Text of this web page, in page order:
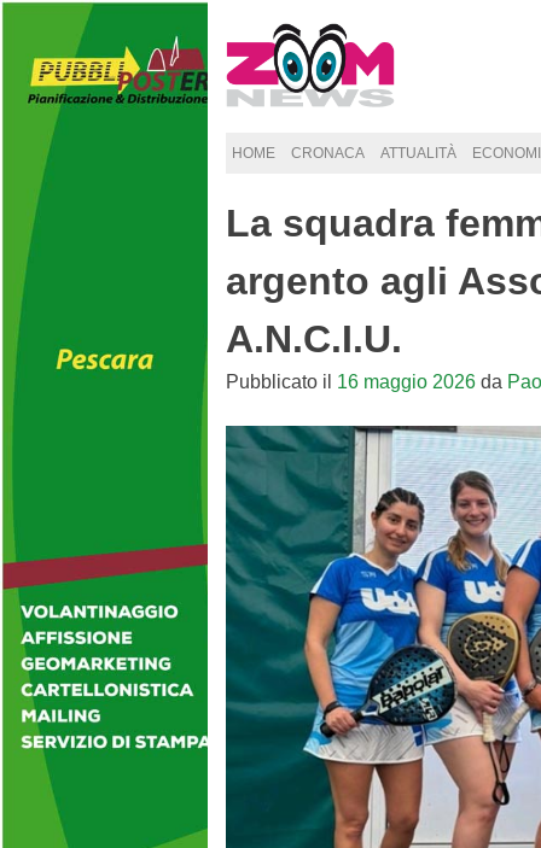
to
content
HOME CRONACA ATTUALITÀ
La squadra
argento agli
A.N.C.I.U.
Pubblicato il 16 maggio 2026 da